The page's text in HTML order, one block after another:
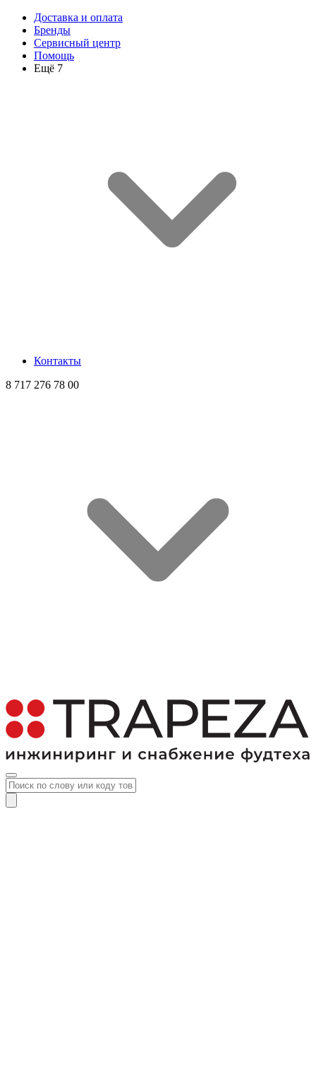
Доставка и оплата
Бренды
Сервисный центр
Помощь
Ещё 7
Контакты
8 717 276 78 00